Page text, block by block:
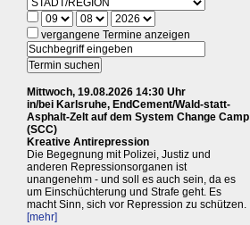
vergangene Termine anzeigen
Mittwoch, 19.08.2026 14:30 Uhr
in/bei Karlsruhe, EndCement/Wald-statt-
Asphalt-Zelt auf dem System Change Camp
(SCC)
Kreative Antirepression
Die Begegnung mit Polizei, Justiz und
anderen Repressionsorganen ist
unangenehm - und soll es auch sein, da es
um Einschüchterung und Strafe geht. Es
macht Sinn, sich vor Repression zu schützen.
[mehr]